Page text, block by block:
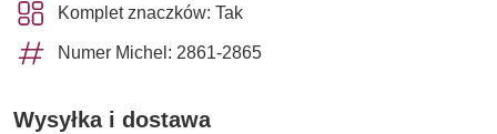
Komplet znaczków: Tak
Numer Michel: 2861-2865
Wysyłka i dostawa